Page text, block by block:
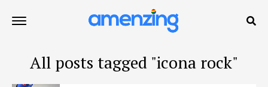
All posts tagged "icona rock"